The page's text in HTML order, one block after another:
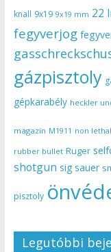
knall 9x19 9x19 mm 22
fegyverjog
gázpisztoly
gépkarabély heckler
magazin M1911 non lethal
rubber bullet Ruger
shotgun sig sauer
pisztoly
Legutóbbi